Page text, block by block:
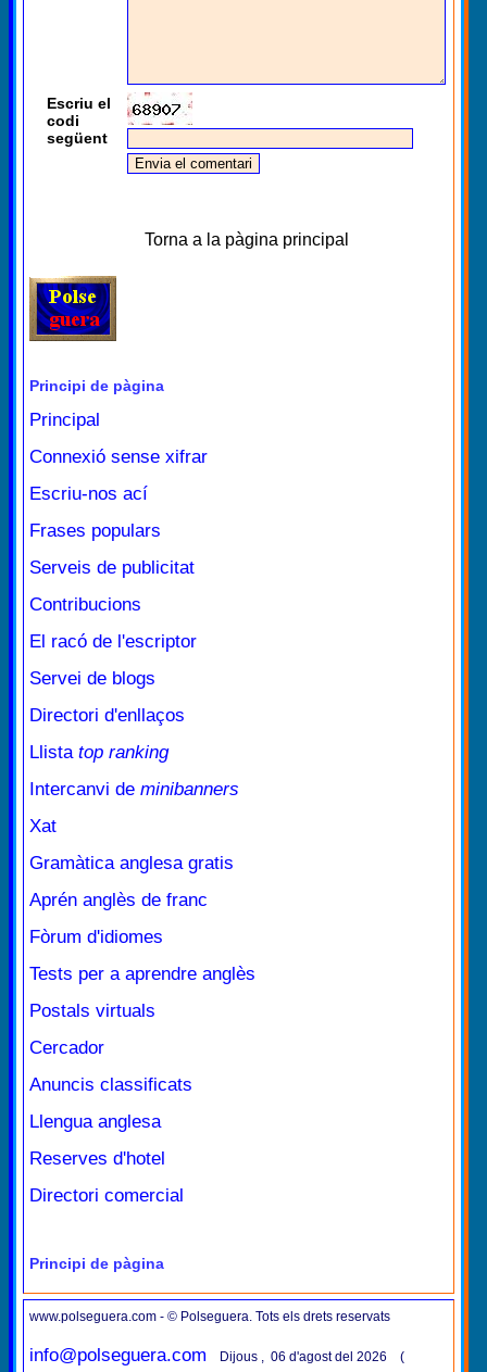
Escriu el
codi
següent
Torna a la pàgina principal
Principi de pàgina
Principal
Connexió sense xifrar
Escriu-nos ací
Frases populars
Serveis de publicitat
Contribucions
El racó de l'escriptor
Servei de blogs
Directori d'enllaços
Llista top ranking
Intercanvi de minibanners
Xat
Gramàtica anglesa gratis
Aprén anglès de franc
Fòrum d'idiomes
Tests per a aprendre anglès
Postals virtuals
Cercador
Anuncis classificats
Llengua anglesa
Reserves d'hotel
Directori comercial
Principi de pàgina
www.polseguera.com - © Polseguera. Tots els drets reservats
info@polseguera.com
Dijous , 06 d'agost del 2026 (